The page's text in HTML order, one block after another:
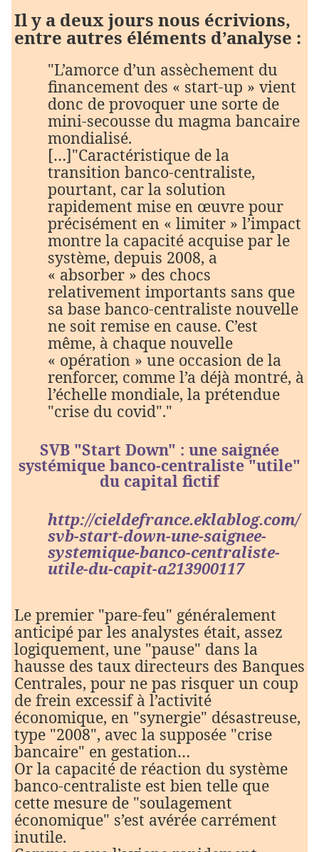
Il y a deux jours nous écrivions,
entre autres éléments d’analyse :
"L’amorce d’un assèchement du
financement des « start-up » vient
donc de provoquer une sorte de
mini-secousse du magma bancaire
mondialisé.
[…]"Caractéristique de la
transition banco-centraliste,
pourtant, car la solution
rapidement mise en œuvre pour
précisément en « limiter » l’impact
montre la capacité acquise par le
système, depuis 2008, a
« absorber » des chocs
relativement importants sans que
sa base banco-centraliste nouvelle
ne soit remise en cause. C’est
même, à chaque nouvelle
« opération » une occasion de la
renforcer, comme l’a déjà montré, à
l’échelle mondiale, la prétendue
"crise du covid"."
SVB "Start Down" : une saignée
systémique banco-centraliste "utile"
du capital fictif
http://cieldefrance.eklablog.com/
svb-start-down-une-saignee-
systemique-banco-centraliste-
utile-du-capit-a213900117
Le premier "pare-feu" généralement
anticipé par les analystes était, assez
logiquement, une "pause" dans la
hausse des taux directeurs des Banques
Centrales, pour ne pas risquer un coup
de frein excessif à l’activité
économique, en "synergie" désastreuse,
type "2008", avec la supposée "crise
bancaire" en gestation…
Or la capacité de réaction du système
banco-centraliste est bien telle que
cette mesure de "soulagement
économique" s’est avérée carrément
inutile.